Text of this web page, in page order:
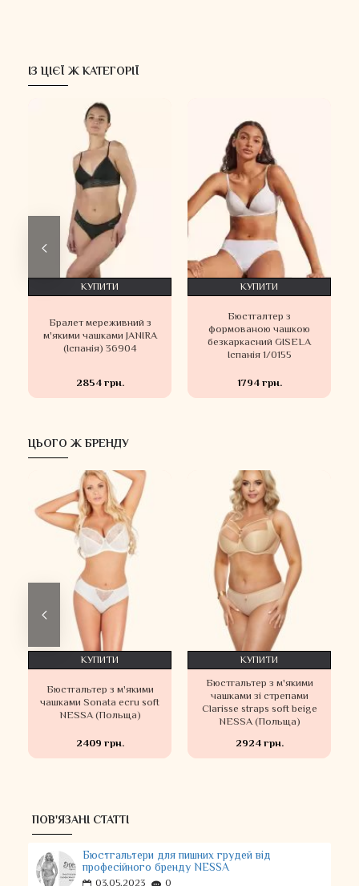
ІЗ ЦІЄЇ Ж КАТЕГОРІЇ
Бралет мереживний з
м'якими чашками JANIRA
(Іспанія) 36904
2854 грн.
КУПИТИ
Бюстгалтер з
формованою чашкою
безкаркасний GISELA
Іспанія 1/0155
1794 грн.
КУПИТИ
ЦЬОГО Ж БРЕНДУ
Бюстгальтер з м'якими
чашками Sonata ecru soft
NESSA (Польща)
2409 грн.
КУПИТИ
Бюстгальтер з м'якими
чашками зі стрепами
Clarisse straps soft beige
NESSA (Польща)
2924 грн.
КУПИТИ
ПОВ'ЯЗАНІ СТАТТІ
Бюстгальтери для пишних грудей від
професійного бренду NESSA